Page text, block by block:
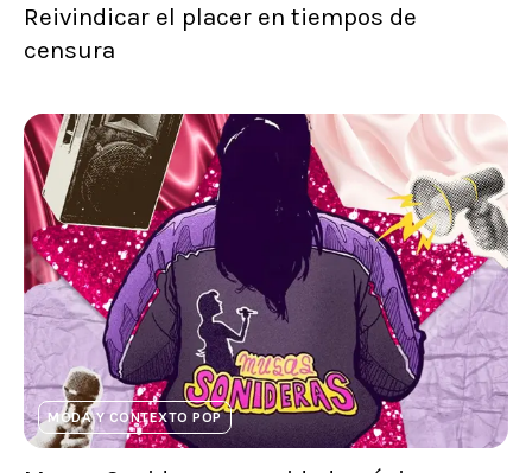
Reivindicar el placer en tiempos de
censura
MODA Y CONTEXTO POP